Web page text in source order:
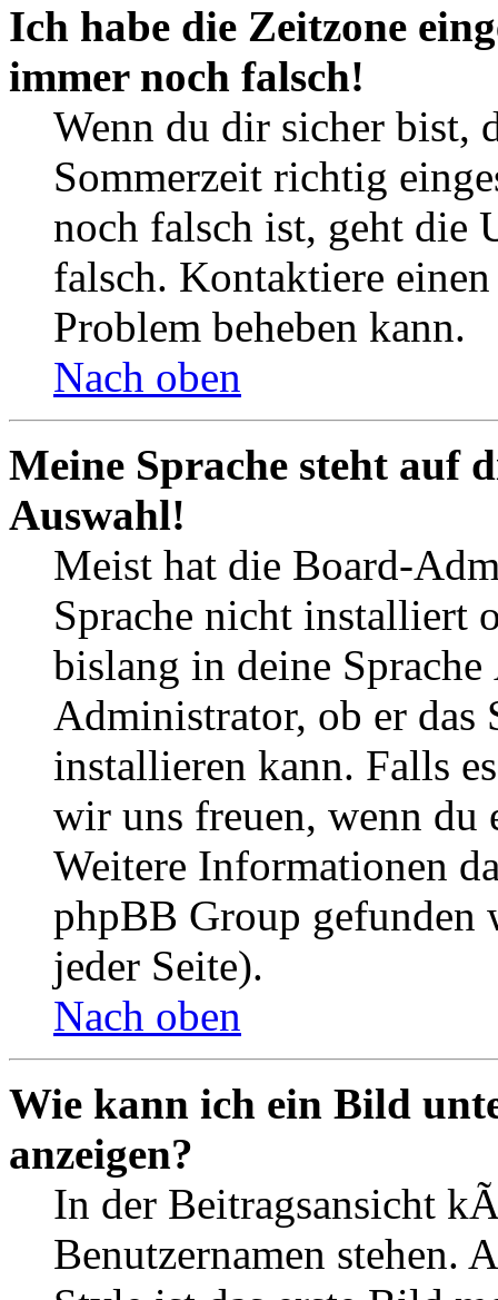
Ich habe die Zeitzone
immer noch falsch!
Wenn du dir sicher bist,
Sommerzeit richtig
noch falsch ist, geht die
falsch. Kontaktiere
Problem beheben kann.
Nach oben
Meine Sprache steht auf
Auswahl!
Meist hat die Board-
Sprache nicht installiert
bislang in deine
Administrator, ob er das
installieren kann. Falls
wir uns freuen, wenn
Weitere Informationen
phpBB Group gefunden
jeder Seite).
Nach oben
Wie kann ich ein Bild
anzeigen?
In der Beitragsansicht
Benutzernamen stehen.